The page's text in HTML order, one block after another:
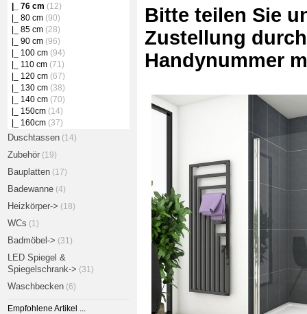
|_ 76 cm (12)
|_ 80 cm(90)
|_ 85 cm(28)
|_ 90 cm(96)
|_ 100 cm(94)
|_ 110 cm(71)
|_ 120 cm(67)
|_ 130 cm(38)
|_ 140 cm(70)
|_ 150cm(14)
|_ 160cm(37)
Duschtassen(14)
Zubehör(19)
Bauplatten(17)
Badewanne(4)
Heizkörper-> (18)
WCs (1)
Badmöbel-> (31)
LED Spiegel &
Spiegelschrank-> (31)
Waschbecken(6)
Empfohlene Artikel ...
Bitte teilen Sie
Zustellung
Handynummer